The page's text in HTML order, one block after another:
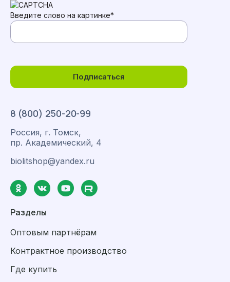
8 (800) 250-20-99
Россия, г. Томск,
пр. Академический, 4
biolitshop@yandex.ru
Разделы
Оптовым партнёрам
Контрактное производство
Где купить
Подписаться
Введите слово на картинке*